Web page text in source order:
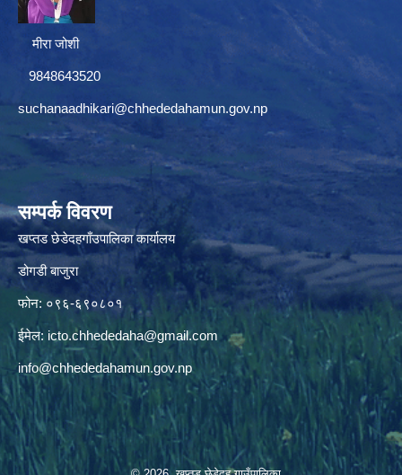
मीरा जोशी
9848643520
suchanaadhikari@chhededahamun.gov.np
सम्पर्क विवरण
खप्तड छेडेदहगाँउपालिका कार्यालय
डोगडी बाजुरा
फोन: ०९६-६९०८०१
ईमेल: icto.chhededaha@gmail.com
info@chhededahamun.gov.np